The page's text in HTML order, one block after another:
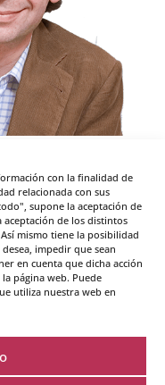
con la finalidad de
relacionada con sus
supone la aceptación de
aceptación de los distintos
mismo tiene la posibilidad
impedir que sean
en cuenta que dicha acción
página web. Puede
utiliza nuestra web en
PNL por la
Colegiado y
Behaviour por el
de Londres.
explorado
caminos de